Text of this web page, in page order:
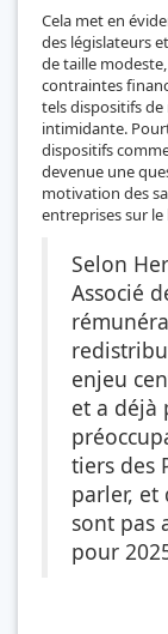
Cela met en
des législateurs
de taille
contraintes
tels dispositifs
intimidante.
dispositifs
devenue une
motivation des
entreprises sur
Selon
Associé
enjeu
et a déjà
tiers des
parler, et
sont pas
pour